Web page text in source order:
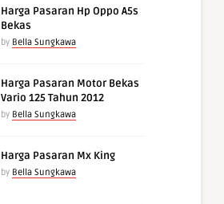
Harga Pasaran Hp Oppo A5s
Bekas
by Bella Sungkawa
Harga Pasaran Motor Bekas
Vario 125 Tahun 2012
by Bella Sungkawa
Harga Pasaran Mx King
by Bella Sungkawa